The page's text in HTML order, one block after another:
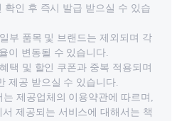
확인 후 즉시 발급 받으실 수 있습
부 품목 및 브랜드는 제외되며 각
이 변동될 수 있습니다.
택 및 할인 쿠폰과 중복 적용되며
제공 받으실 수 있습니다.
제공업체의 이용약관에 따르며,
제공되는 서비스에 대해서는 책